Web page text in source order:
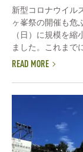
新型コロナウイル
ヶ峯祭の開催も危
（日）に規模を
ました。これまで
READ MORE